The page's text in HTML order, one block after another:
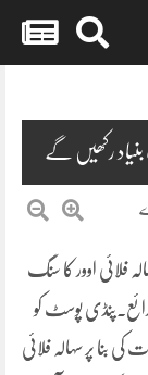
بنیاد رکھیں گے
فلائی اوور کا سنگ
پوسٹ کو
کی بنا پر سہالہ فلائی